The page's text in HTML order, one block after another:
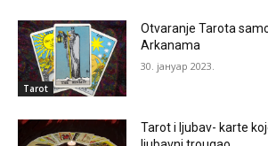
Tarot
Otvaranje Tarota
Arkanama
30. јануар 2023.
Tarot i ljubav- karte